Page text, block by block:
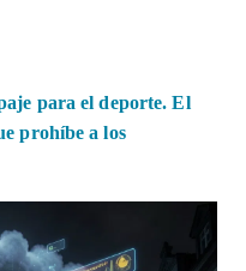
para el deporte. El
prohíbe a los